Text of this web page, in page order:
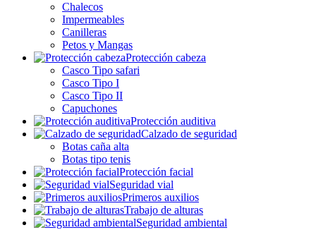
Chalecos
Impermeables
Canilleras
Petos y Mangas
Protección cabeza
Casco Tipo safari
Casco Tipo I
Casco Tipo II
Capuchones
Protección auditiva
Calzado de seguridad
Botas caña alta
Botas tipo tenis
Protección facial
Seguridad vial
Primeros auxilios
Trabajo de alturas
Seguridad ambiental